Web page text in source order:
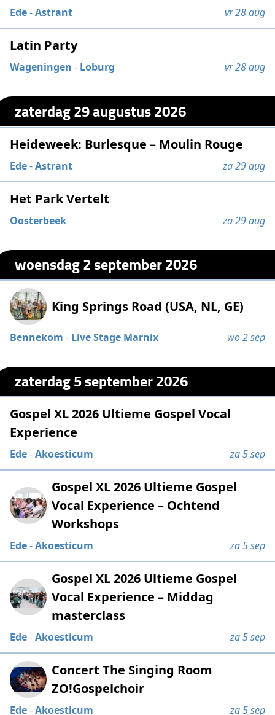
Ede-Astrant vr 28 aug
Latin Party
Wageningen - Loburg vr 28 aug
zaterdag 29 augustus 2026
Heideweek: Burlesque – Moulin Rouge
Ede-Astrant za 29 aug
Het Park Vertelt
Oosterbeek za 29 aug
woensdag 2 september 2026
King Springs Road (USA, NL, GE)
Bennekom - Live Stage Marnix wo 2 sep
zaterdag 5 september 2026
Gospel XL 2026 Ultieme Gospel Vocal
Experience
Ede-Akoesticum za 5 sep
Gospel XL 2026 Ultieme Gospel
Vocal Experience – Ochtend
Workshops
Ede-Akoesticum za 5 sep
Gospel XL 2026 Ultieme Gospel
Vocal Experience – Middag
masterclass
Ede-Akoesticum za 5 sep
Concert The Singing Room
ZO!Gospelchoir
Ede-Akoesticum za 5 sep